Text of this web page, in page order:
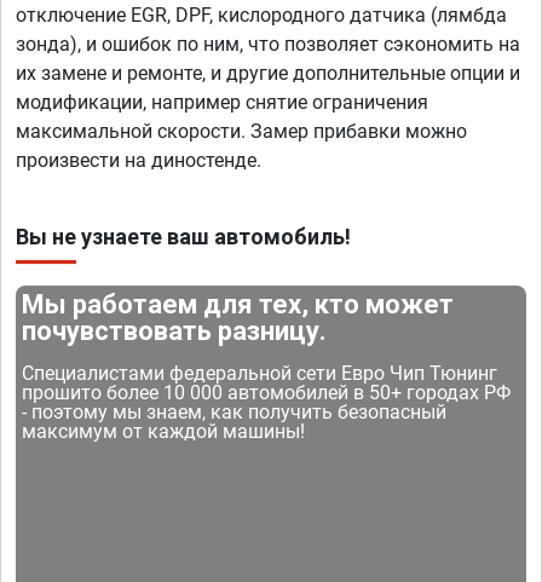
отключение EGR, DPF, кислородного датчика (лямбда
зонда), и ошибок по ним, что позволяет сэкономить на
их замене и ремонте, и другие дополнительные опции и
модификации, например снятие ограничения
максимальной скорости. Замер прибавки можно
произвести на диностенде.
Вы не узнаете ваш автомобиль!
Мы работаем для тех, кто может
почувствовать разницу.
Специалистами федеральной сети Евро Чип Тюнинг
прошито более 10 000 автомобилей в 50+ городах РФ
- поэтому мы знаем, как получить безопасный
максимум от каждой машины!